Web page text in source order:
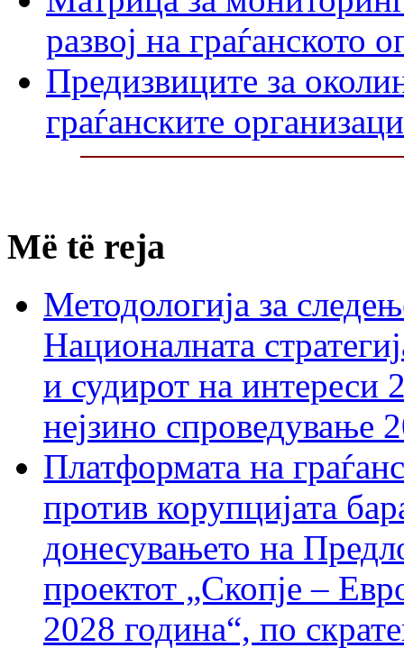
развој на граѓанското
Предизвиците за
граѓанските
Më të reja
Методологија за
Националната
и судирот на интереси
нејзино спроведување
Платформата на
против корупцијата
донесувањето на
проектот „Скопје –
2028 година“, по